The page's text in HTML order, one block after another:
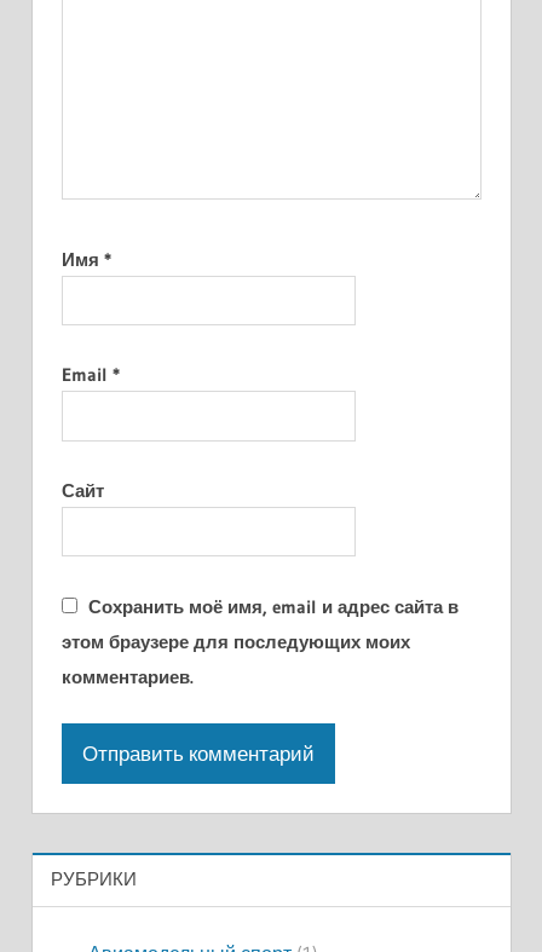
Имя *
Email *
Сайт
Сохранить моё имя, email и адрес сайта в
этом браузере для последующих моих
комментариев.
РУБРИКИ